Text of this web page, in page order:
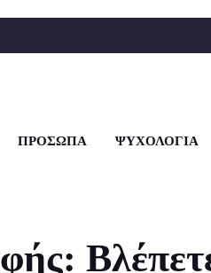
ΠΡΟΣΩΠΑ ΨΥΧΟΛΟΓΙΑ